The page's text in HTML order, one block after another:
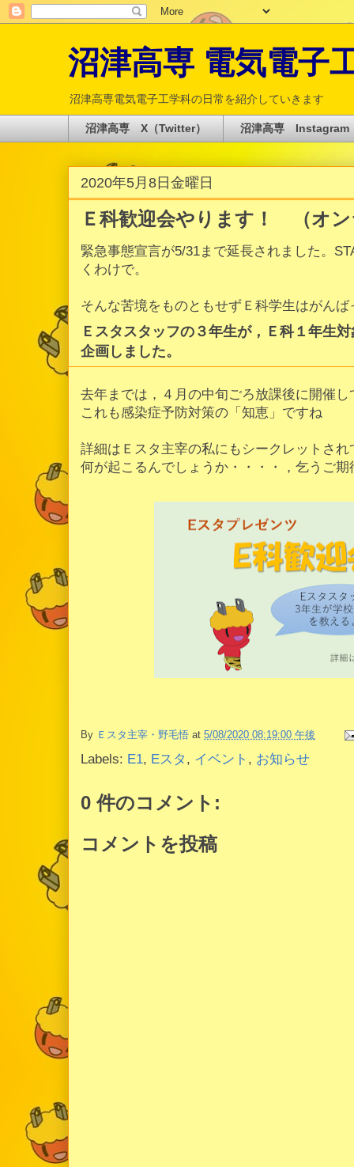
沼津高専 電気電子
沼津高専電気電子工学科の日常を紹介していきます
沼津高専 X（Twitter） 沼津高専 Instagram
2020年5月8日金曜日
Ｅ科歓迎会やります！ （オ
緊急事態宣言が5/31まで延長されました。
くわけで。
そんな苦境をものともせずＥ科学生はがんば
Ｅスタスタッフの３年生が，Ｅ科１年生
企画しました。
去年までは，４月の中旬ごろ放課後に開催し
これも感染症予防対策の「知恵」ですね
詳細はＥスタ主宰の私にもシークレットされ
何が起こるんでしょうか・・・・，乞うご期
By Ｅスタ主宰・野毛悟 at 5/08/2020 08:19:00 午後
Labels: E1, Eスタ , イベント , お知らせ
0 件のコメント:
コメントを投稿